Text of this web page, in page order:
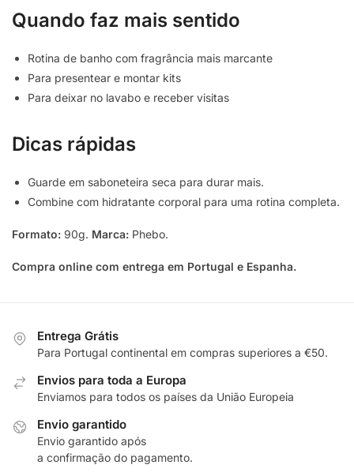
Quando faz mais sentido
Rotina de banho com fragrância mais marcante
Para presentear e montar kits
Para deixar no lavabo e receber visitas
Dicas rápidas
Guarde em saboneteira seca para durar mais.
Combine com hidratante corporal para uma rotina completa.
Formato: 90g. Marca: Phebo.
Compra online com entrega em Portugal e Espanha.
Entrega Grátis
Para Portugal continental em compras superiores a €50.
Envios para toda a Europa
Enviamos para todos os países da União Europeia
Envio garantido
Envio garantido após
a confirmação do pagamento.